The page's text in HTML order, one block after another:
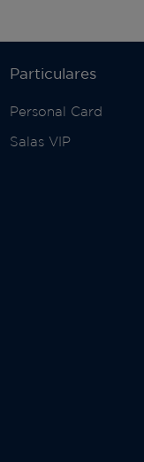
Particulares
Personal Card
Salas VIP